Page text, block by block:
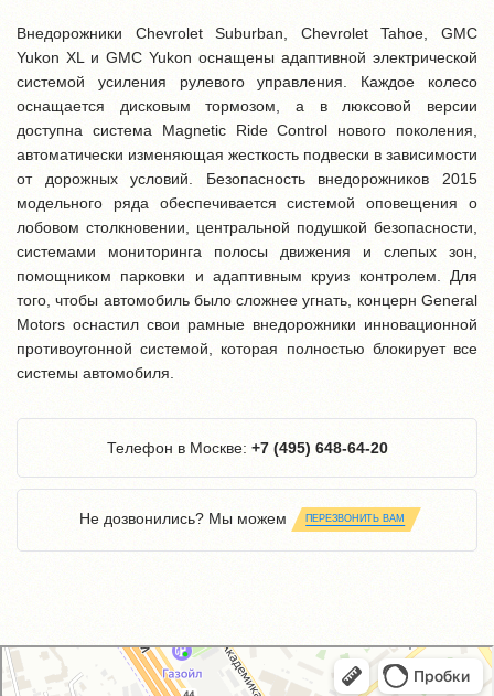
Внедорожники Chevrolet Suburban, Chevrolet Tahoe, GMC
Yukon XL и GMC Yukon оснащены адаптивной электрической
системой усиления рулевого управления. Каждое колесо
оснащается дисковым тормозом, а в люксовой версии
доступна система Magnetic Ride Control нового поколения,
автоматически изменяющая жесткость подвески в зависимости
от дорожных условий. Безопасность внедорожников 2015
модельного ряда обеспечивается системой оповещения о
лобовом столкновении, центральной подушкой безопасности,
системами мониторинга полосы движения и слепых зон,
помощником парковки и адаптивным круиз контролем. Для
того, чтобы автомобиль было сложнее угнать, концерн General
Motors оснастил свои рамные внедорожники инновационной
противоугонной системой, которая полностью блокирует все
системы автомобиля.
Телефон в Москве: +7 (495) 648-64-20
Не дозвонились? Мы можем ПЕРЕЗВОНИТЬ ВАМ
GM-City&VAG-Repair
Автосервис, автотехцентр в Москве
Магазин автозапчастей и автотоваров в Москве